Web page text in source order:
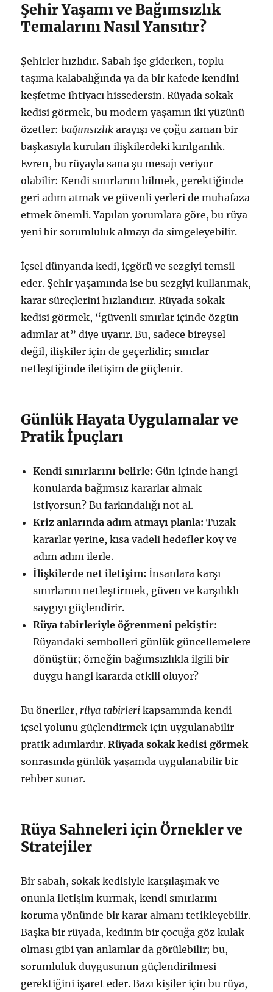
Şehir Yaşamı ve Bağımsızlık
Temalarını Nasıl Yansıtır?
Şehirler hızlıdır. Sabah işe giderken, toplu
taşıma kalabalığında ya da bir kafede kendini
keşfetme ihtiyacı hissedersin. Rüyada sokak
kedisi görmek, bu modern yaşamın iki yüzünü
özetler: bağımsızlık arayışı ve çoğu zaman bir
başkasıyla kurulan ilişkilerdeki kırılganlık.
Evren, bu rüyayla sana şu mesajı veriyor
olabilir: Kendi sınırlarını bilmek, gerektiğinde
geri adım atmak ve güvenli yerleri de muhafaza
etmek önemli. Yapılan yorumlara göre, bu rüya
yeni bir sorumluluk almayı da simgeleyebilir.
İçsel dünyanda kedi, içgörü ve sezgiyi temsil
eder. Şehir yaşamında ise bu sezgiyi kullanmak,
karar süreçlerini hızlandırır. Rüyada sokak
kedisi görmek, “güvenli sınırlar içinde özgün
adımlar at” diye uyarır. Bu, sadece bireysel
değil, ilişkiler için de geçerlidir; sınırlar
netleştiğinde iletişim de güçlenir.
Günlük Hayata Uygulamalar ve
Pratik İpuçları
Kendi sınırlarını belirle: Gün içinde hangi
konularda bağımsız kararlar almak
istiyorsun? Bu farkındalığı not al.
Kriz anlarında adım atmayı planla: Tuzak
kararlar yerine, kısa vadeli hedefler koy ve
adım adım ilerle.
İlişkilerde net iletişim: İnsanlara karşı
sınırlarını netleştirmek, güven ve karşılıklı
saygıyı güçlendirir.
Rüya tabirleriyle öğrenmeni pekiştir:
Rüyandaki sembolleri günlük güncellemelere
dönüştür; örneğin bağımsızlıkla ilgili bir
duygu hangi kararda etkili oluyor?
Bu öneriler, rüya tabirleri kapsamında kendi
içsel yolunu güçlendirmek için uygulanabilir
pratik adımlardır.Rüyada sokak kedisi görmek
sonrasında günlük yaşamda uygulanabilir bir
rehber sunar.
Rüya Sahneleri için Örnekler ve
Stratejiler
Bir sabah, sokak kedisiyle karşılaşmak ve
onunla iletişim kurmak, kendi sınırlarını
koruma yönünde bir karar almanı tetikleyebilir.
Başka bir rüyada, kedinin bir çocuğa göz kulak
olması gibi yan anlamlar da görülebilir; bu,
sorumluluk duygusunun güçlendirilmesi
gerektiğini işaret eder. Bazı kişiler için bu rüya,